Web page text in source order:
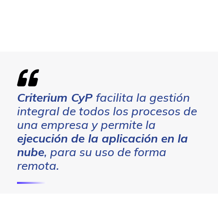
Criterium CyP facilita la gestión
integral de todos los procesos de
una empresa y permite la
ejecución de la aplicación en la
nube, para su uso de forma
remota.